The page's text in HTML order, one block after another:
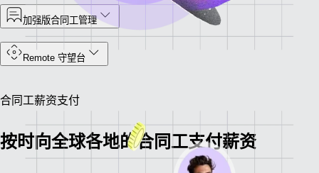
加强版合同工管理
Remote 守望台
合同工薪资支付
按时向全球各地的合同工支付薪资